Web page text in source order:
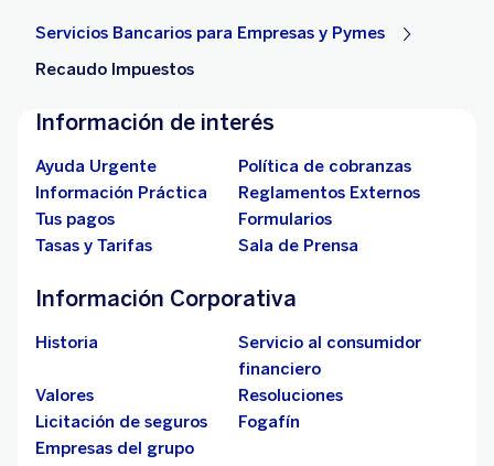
Servicios Bancarios para Empresas y Pymes
Recaudo Impuestos
Información de interés
Ayuda Urgente
Política de cobranzas
Información Práctica
Reglamentos Externos
Tus pagos
Formularios
Tasas y Tarifas
Sala de Prensa
Información Corporativa
Historia
Servicio al consumidor
financiero
Valores
Resoluciones
Licitación de seguros
Fogafín
Empresas del grupo